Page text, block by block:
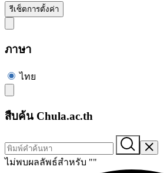
รีเซ็ตการตั้งค่า
ภาษา
ไทย
สืบค้น Chula.ac.th
ไม่พบผลลัพธ์สำหรับ ""